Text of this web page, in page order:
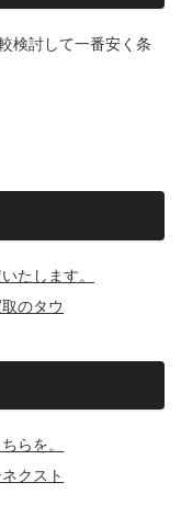
検討して一番安く条
たします。
のタウ
らを。
クスト